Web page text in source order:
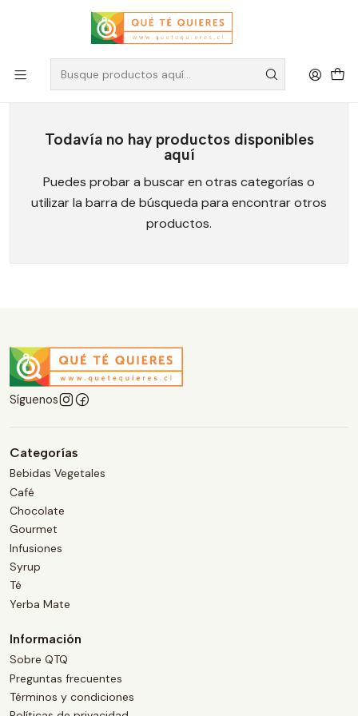
Accesorios Zaino
Todavía no hay productos disponibles
aquí
Puedes probar a buscar en otras categorías o
utilizar la barra de búsqueda para encontrar otros
productos.
Síguenos
Categorías
Bebidas Vegetales
Café
Chocolate
Gourmet
Infusiones
Syrup
Té
Yerba Mate
Información
Sobre QTQ
Preguntas frecuentes
Términos y condiciones